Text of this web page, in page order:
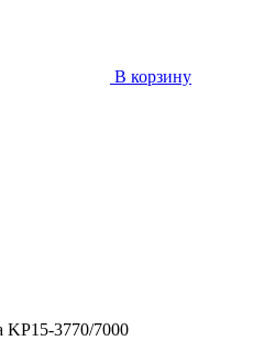
В корзину
KP15-3770/7000